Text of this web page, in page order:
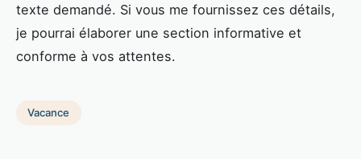
texte demandé. Si vous me fournissez ces détails,
je pourrai élaborer une section informative et
conforme à vos attentes.
Vacance